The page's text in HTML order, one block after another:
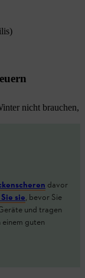
nicht brauchen,
davor
sie, bevor Sie
und tragen
guten